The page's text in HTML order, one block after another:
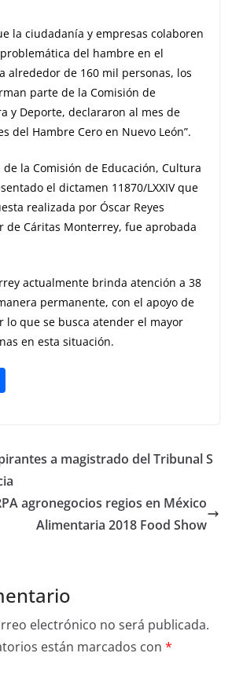
la ciudadanía y empresas colaboren
del hambre en el
alrededor de 160 mil personas, los
parte de la Comisión de
y Deporte, declararon al mes de
del Hambre Cero en Nuevo León”.
la Comisión de Educación, Cultura
el dictamen 11870/LXXIV que
realizada por Óscar Reyes
de Cáritas Monterrey, fue aprobada
actualmente brinda atención a 38
permanente, con el apoyo de
lo que se busca atender el mayor
en esta situación.
e
a magistrado del Tribunal S
agronegocios regios en México
Alimentaria 2018 Food Show
electrónico no será publicada.
están marcados con *